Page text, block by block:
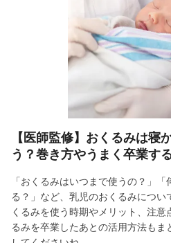
【医師監修】おくるみは寝
う？巻き方やうまく卒業す
「おくるみはいつまで使うの？」
る？」など、乳児のおくるみにつ
くるみを使う時期やメリット、注意
るみを卒業したあとの活用方法もま